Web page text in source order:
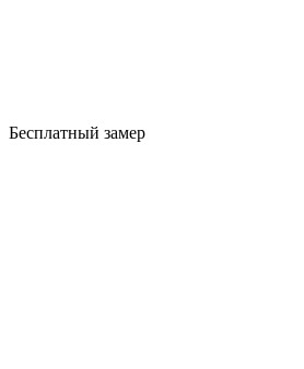
Бесплатный замер